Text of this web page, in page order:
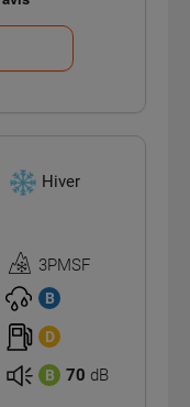
Hiver
Homologation
3PMSF
3PMSF
B
D
B 70 dB